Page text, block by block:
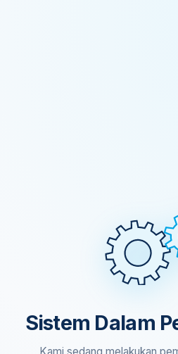
Sistem Dalam
Kami sedang melakukan